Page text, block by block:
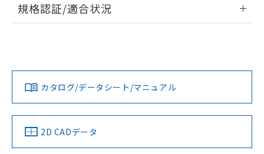
ログイン/会員登録
ダウンロードデータをご利用いただく前に、以下を必ずお読
みください。
ソフトウェアの使用条件
EU RoHS 注意事項・凡例
対応済み
中国 RoHS 注意事項・凡例
規格認証/適合状況
カタログ/データシート/マニュアル
2D CADデータ